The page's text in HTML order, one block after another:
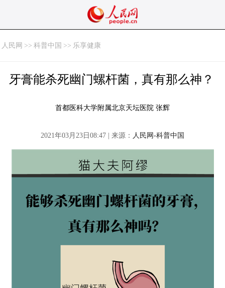
人民网 >> 科普中国 >> 乐享健康
牙膏能杀死幽门螺杆菌，真有那么神？
首都医科大学附属北京天坛医院 张辉
2021年03月23日08:47 | 来源： 人民网-科普中国